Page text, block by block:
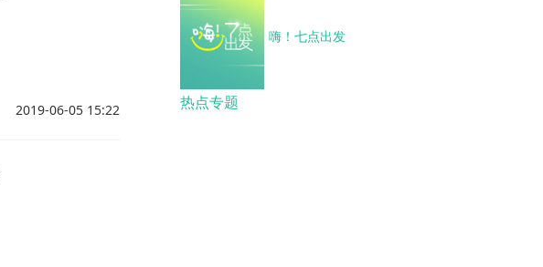
2019-06-05 15:22
嗨！七点出发
热点专题